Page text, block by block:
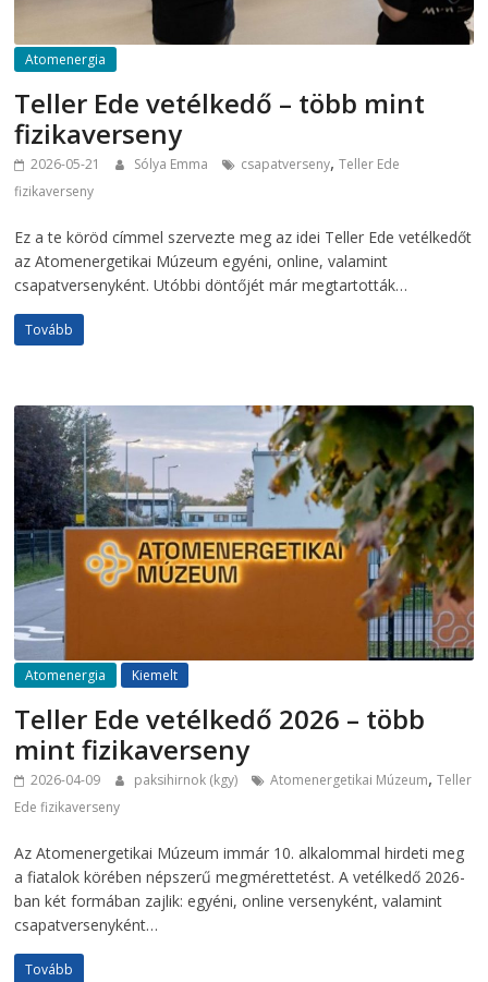
Atomenergia
Teller Ede vetélkedő – több mint
fizikaverseny
2026-05-21 Sólya Emma csapatverseny,Teller Ede
fizikaverseny
Ez a te köröd címmel szervezte meg az idei Teller Ede vetélkedőt
az Atomenergetikai Múzeum egyéni, online, valamint
csapatversenyként. Utóbbi döntőjét már megtartották…
Tovább
Atomenergia Kiemelt
Teller Ede vetélkedő 2026 – több
mint fizikaverseny
2026-04-09 paksihirnok (kgy) Atomenergetikai Múzeum,Teller
Ede fizikaverseny
Az Atomenergetikai Múzeum immár 10. alkalommal hirdeti meg
a fiatalok körében népszerű megmérettetést. A vetélkedő 2026-
ban két formában zajlik: egyéni, online versenyként, valamint
csapatversenyként…
Tovább